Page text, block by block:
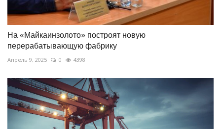
На «Майкаинзолото» построят новую
перерабатывающую фабрику
Апрель 9, 2025 0 4398